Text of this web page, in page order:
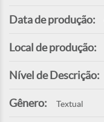
Data de produção:
Local de produção:
Nível de Descrição:
Gênero: Textual